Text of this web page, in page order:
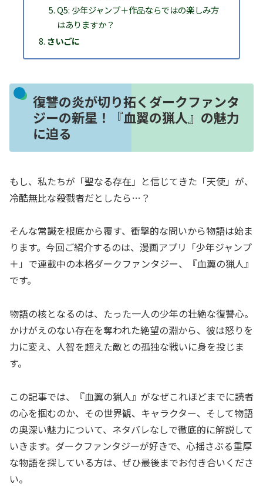
Q5: 少年ジャンプ＋作品ならではの楽しみ方
はありますか？
さいごに
復讐の炎が切り拓くダークファンタ
ジーの新星！『血翼の猟人』の魅力
に迫る
もし、私たちが「聖なる存在」と信じてきた「天使」が、
冷酷無比な殺戮者だとしたら…？
そんな常識を根底から覆す、衝撃的な問いから物語は始ま
ります。今回ご紹介するのは、漫画アプリ「少年ジャンプ
＋」で連載中の本格ダークファンタジー、『血翼の猟人』
です。
物語の核となるのは、たった一人の少年の壮絶な復讐心。
かけがえのない存在を奪われた絶望の淵から、彼は怒りを
力に変え、人智を超えた敵との孤独な戦いに身を投じま
す。
この記事では、『血翼の猟人』がなぜこれほどまでに読者
の心を掴むのか、その世界観、キャラクター、そして物語
の奥深い魅力について、ネタバレなしで徹底的に解説して
いきます。ダークファンタジーが好きで、心揺さぶる重厚
な物語を探している方は、ぜひ最後までお付き合いくださ
い。